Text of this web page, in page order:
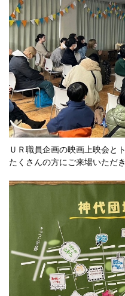
ＵＲ職員企画の映画上映会と
たくさんの方にご来場いただ